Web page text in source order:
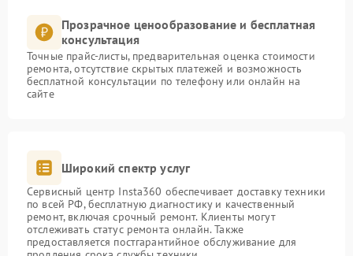
Прозрачное ценообразование и бесплатная
консультация
Точные прайс-листы, предварительная оценка стоимости
ремонта, отсутствие скрытых платежей и возможность
бесплатной консультации по телефону или онлайн на
сайте
Широкий спектр услуг
Сервисный центр Insta360 обеспечивает доставку техники
по всей РФ, бесплатную диагностику и качественный
ремонт, включая срочный ремонт. Клиенты могут
отслеживать статус ремонта онлайн. Также
предоставляется постгарантийное обслуживание для